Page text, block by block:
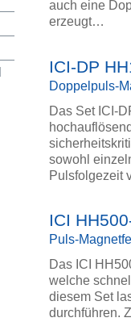
auch eine
erzeugt…
ICI-DP
Doppelpuls-
Das Set ICI-
sowohl
Pulsfolgezeit
ICI
Puls-
Das ICI
welche
diesem Set
durchführen.